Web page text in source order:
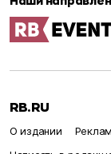
RB.RU
О издании